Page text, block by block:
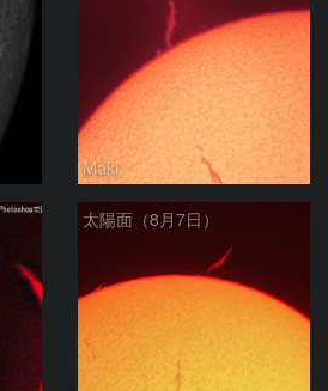
Maki
太陽面（8月7日）